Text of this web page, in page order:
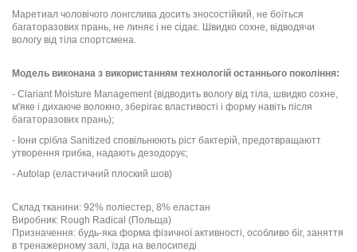
Маретиал чоловічого лонгслива досить зносостійкий, не боїться
багаторазових прань, не линяє і не сідає. Швидко сохне, відводячи
вологу від тіла спортсмена.
Модель виконана з використанням технологій останнього покоління:
- Clariant Moisture Management (відводить вологу від тіла, швидко сохне,
м'яке і дихаюче волокно, зберігає властивості і форму навіть після
багаторазових прань);
- Іони срібла Sanitized сповільнюють ріст бактерій, предотвращаютт
утворення грибка, надають дезодорує;
- Autolap (еластичний плоский шов)
Склад тканини: 92% поліестер, 8% еластан
Виробник: Rough Radical (Польща)
Призначення: будь-яка форма фізичної активності, особливо біг, заняття
в тренажерному залі, їзда на велосипеді